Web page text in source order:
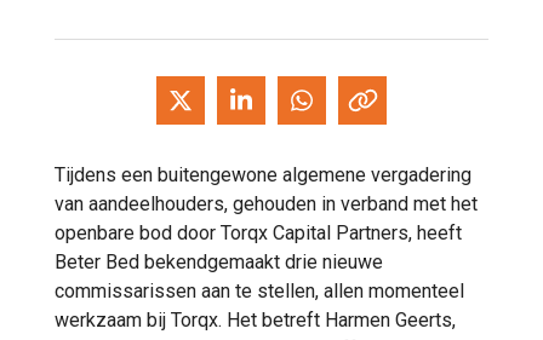
Tijdens een buitengewone algemene vergadering
van aandeelhouders, gehouden in verband met het
openbare bod door Torqx Capital Partners, heeft
Beter Bed bekendgemaakt drie nieuwe
commissarissen aan te stellen, allen momenteel
werkzaam bij Torqx. Het betreft Harmen Geerts,